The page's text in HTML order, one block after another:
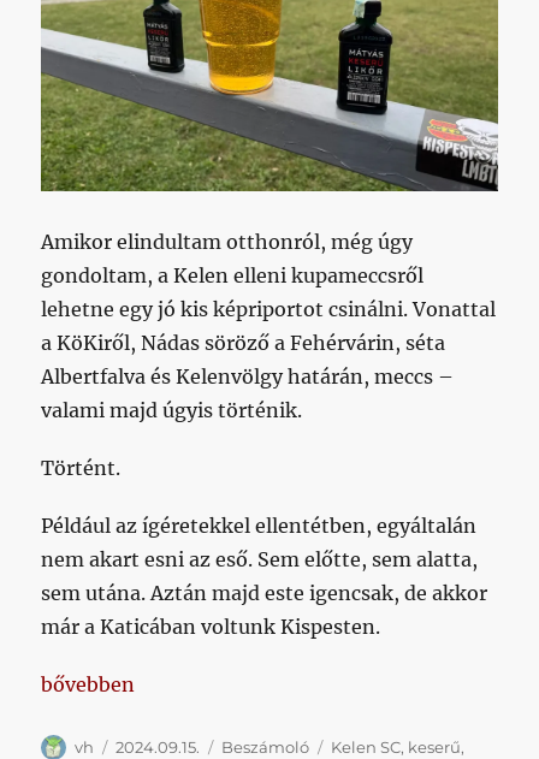
Amikor elindultam otthonról, még úgy
gondoltam, a Kelen elleni kupameccsről
lehetne egy jó kis képriportot csinálni. Vonattal
a KöKiről, Nádas söröző a Fehérvárin, séta
Albertfalva és Kelenvölgy határán, meccs –
valami majd úgyis történik.
Történt.
Például az ígéretekkel ellentétben, egyáltalán
nem akart esni az eső. Sem előtte, sem alatta,
sem utána. Aztán majd este igencsak, de akkor
már a Katicában voltunk Kispesten.
„Te, a büfében van keserű is”
bővebben
Szerző
vh Közzétéve
2024.09.15. Kategória
Beszámoló Címke
Kelen SC, keserű,